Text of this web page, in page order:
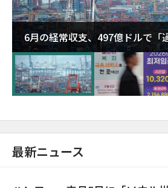
6月の経常収支、497億ドルで「
が初の1000億ドル突破
最新ニュース